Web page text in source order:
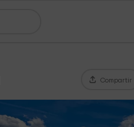
Compartir